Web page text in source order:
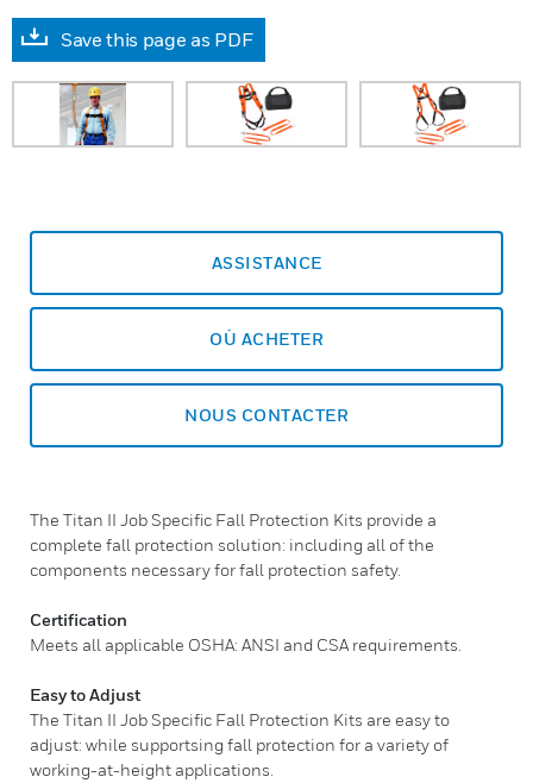
Save this page as PDF
ASSISTANCE
OÙ ACHETER
NOUS CONTACTER
The Titan II Job Specific Fall Protection Kits provide a
complete fall protection solution: including all of the
components necessary for fall protection safety.
Certification
Meets all applicable OSHA: ANSI and CSA requirements.
Easy to Adjust
The Titan II Job Specific Fall Protection Kits are easy to
adjust: while supportsing fall protection for a variety of
working-at-height applications.